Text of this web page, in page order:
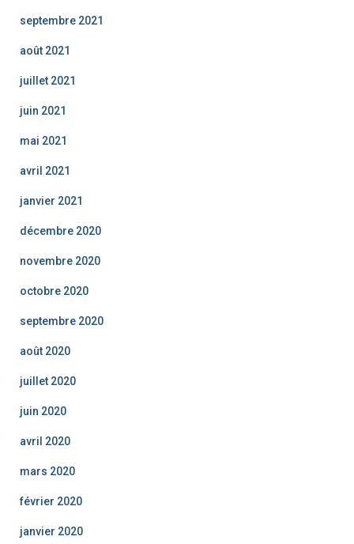
septembre 2021
août 2021
juillet 2021
juin 2021
mai 2021
avril 2021
janvier 2021
décembre 2020
novembre 2020
octobre 2020
septembre 2020
août 2020
juillet 2020
juin 2020
avril 2020
mars 2020
février 2020
janvier 2020